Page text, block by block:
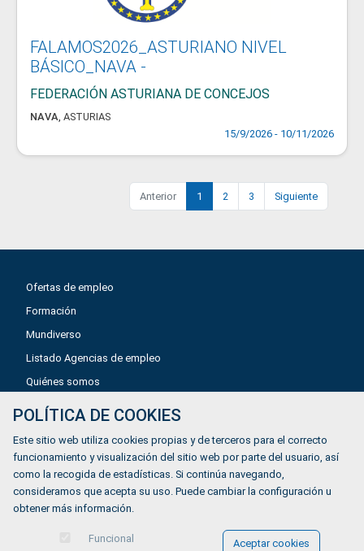
FALAMOS2026_ASTURIANO NIVEL
BÁSICO_NAVA -
FEDERACIÓN ASTURIANA DE CONCEJOS
NAVA, ASTURIAS
15/9/2026 - 10/11/2026
Anterior 1 2 3 Siguiente
Ofertas de empleo
Formación
Mundiverso
Listado Agencias de empleo
Quiénes somos
Política de privacidad
Política de Cookies
Accesibilidad
POLÍTICA DE COOKIES
Este sitio web utiliza cookies propias y de terceros para el correcto
funcionamiento y visualización del sitio web por parte del usuario, así
como la recogida de estadísticas. Si continúa navegando,
consideramos que acepta su uso. Puede cambiar la configuración u
obtener más información.
Funcional
Aceptar cookies